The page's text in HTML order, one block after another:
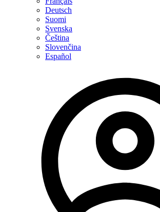
Deutsch
Suomi
Svenska
Čeština
Slovenčina
Español